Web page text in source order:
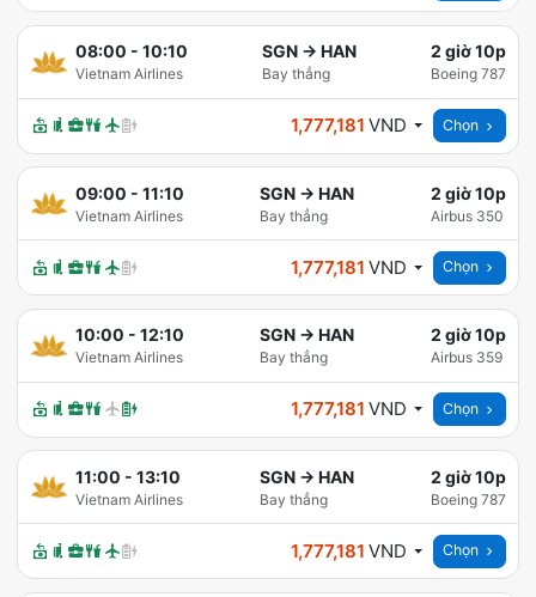
08:00 - 10:10
Vietnam Airlines
SGN → HAN
Bay thẳng
2 giờ 10p
Boeing 787
1,777,181 VND Chọn
09:00 - 11:10
Vietnam Airlines
SGN → HAN
Bay thẳng
2 giờ 10p
Airbus 350
1,777,181 VND Chọn
10:00 - 12:10
Vietnam Airlines
SGN → HAN
Bay thẳng
2 giờ 10p
Airbus 359
1,777,181 VND Chọn
11:00 - 13:10
Vietnam Airlines
SGN → HAN
Bay thẳng
2 giờ 10p
Boeing 787
1,777,181 VND Chọn